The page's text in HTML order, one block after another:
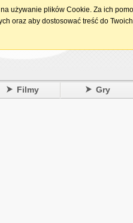
Filmy Gry
używanie plików Cookie. Za ich
oraz aby dostosować treść do